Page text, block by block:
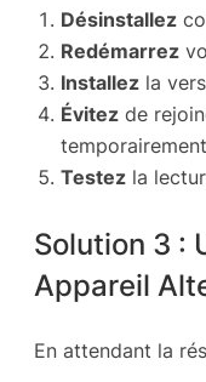
Désinstallez
Redémarrez
Installez la
Évitez de
temporairement
Testez la
Solution 3 :
Appareil
En attendant la